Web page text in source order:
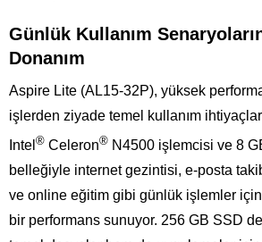
Günlük Kullanım
Donanım
Aspire Lite (AL15-32P), yüksek
işlerden ziyade temel kullanım
Intel ® Celeron® N4500 işlemcisi ve 8
belleğiyle internet gezintisi, e-posta
ve online eğitim gibi günlük işlemler
bir performans sunuyor. 256 GB SSD